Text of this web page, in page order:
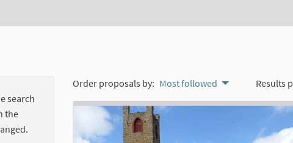
search
the
Order proposals by: Most followed Results